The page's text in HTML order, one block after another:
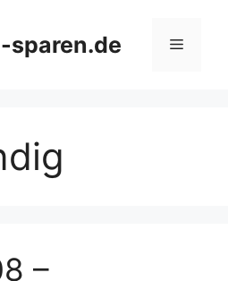
sparen.de Menü
–